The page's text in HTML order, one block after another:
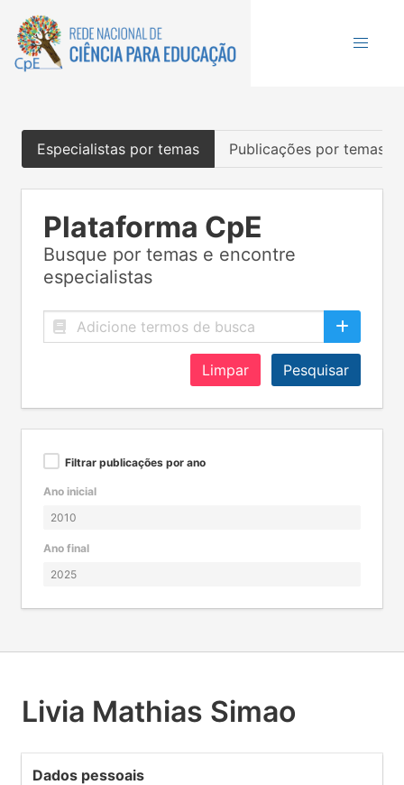
Especialistas por temas Publicações por temas
Plataforma CpE
Busque por temas e encontre
especialistas
Limpar Pesquisar
Filtrar publicações por ano
Ano inicial
Ano final
Livia Mathias Simao
Dados pessoais